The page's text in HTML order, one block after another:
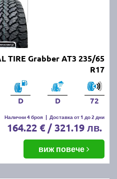
TIRE Grabber AT3 235/65
R17
D D 72
Налични 4 броя | Доставка от 1 до 2 дни
164.22 € / 321.19 лв.
виж повече